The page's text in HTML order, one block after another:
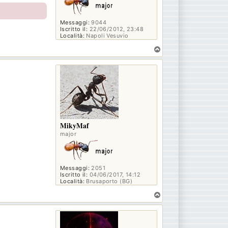
Messaggi: 9044
Iscritto il: 22/06/2012, 23:48
Località: Napoli Vesuvio
o
MikyMaf
major
Messaggi: 2051
Iscritto il: 04/06/2017, 14:12
Località: Brusaporto (BG)
o